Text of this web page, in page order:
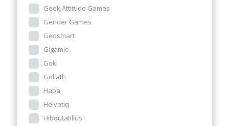
Geek Attitude Games
Gender Games
Geosmart
Gigamic
Goki
Goliath
Haba
Helvetiq
Hiboutatillus